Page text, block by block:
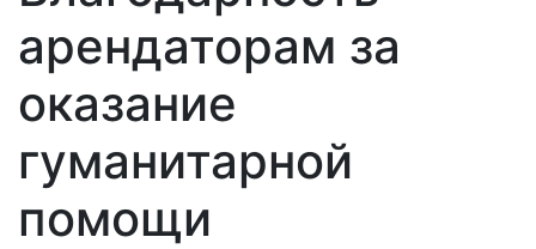
арендаторам за
оказание
гуманитарной
помощи